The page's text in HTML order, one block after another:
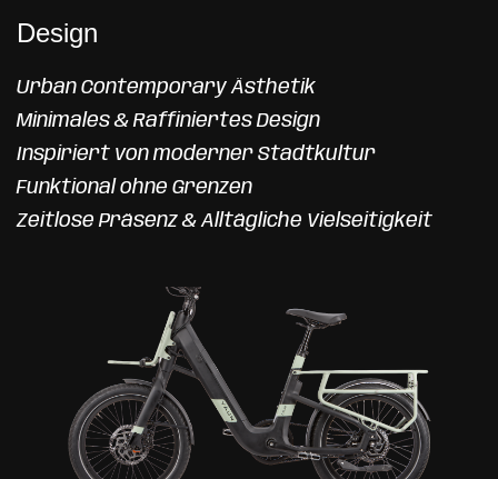
Design
Urban Contemporary Ästhetik
Minimales & Raffiniertes Design
Inspiriert von moderner Stadtkultur
Funktional ohne Grenzen
Zeitlose Präsenz & Alltägliche Vielseitigkeit